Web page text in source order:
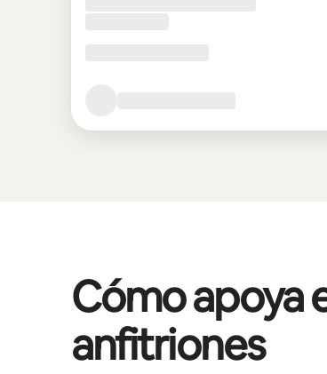
Cómo apoya
anfitriones